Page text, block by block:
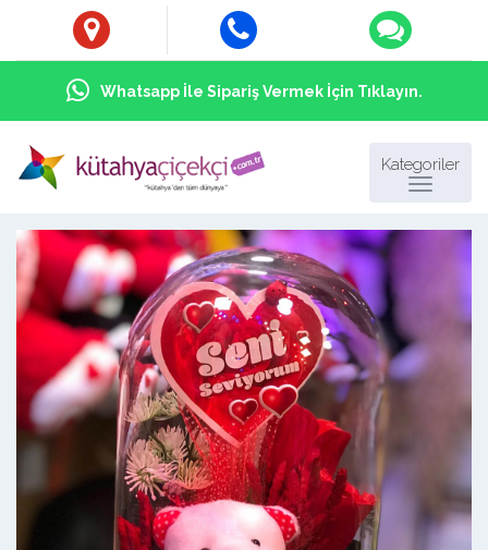
Whatsapp İle Sipariş Vermek İçin Tıklayın.
Kategoriler